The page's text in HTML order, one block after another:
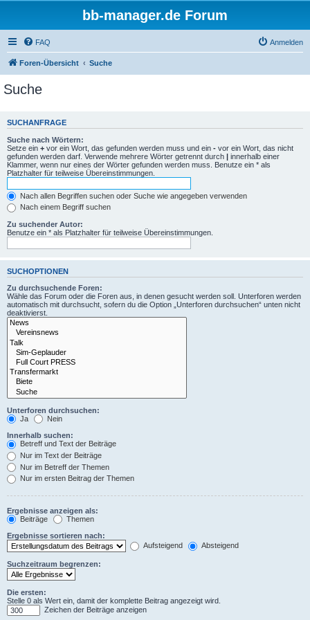
bb-manager.de Forum
FAQ Anmelden
Foren-Übersicht Suche
Suche
SUCHANFRAGE
Suche nach Wörtern:
Setze ein + vor ein Wort, das gefunden werden muss und ein - vor ein Wort, das nicht
gefunden werden darf. Verwende mehrere Wörter getrennt durch | innerhalb einer
Klammer, wenn nur eines der Wörter gefunden werden muss. Benutze ein * als
Platzhalter für teilweise Übereinstimmungen.
Nach allen Begriffen suchen oder Suche wie angegeben verwenden
Nach einem Begriff suchen
Zu suchender Autor:
Benutze ein * als Platzhalter für teilweise Übereinstimmungen.
SUCHOPTIONEN
Zu durchsuchende Foren:
Wähle das Forum oder die Foren aus, in denen gesucht werden soll. Unterforen werden
automatisch mit durchsucht, sofern du die Option „Unterforen durchsuchen“ unten nicht
deaktivierst.
Unterforen durchsuchen:
Ja
Nein
Innerhalb suchen:
Betreff und Text der Beiträge
Nur im Text der Beiträge
Nur im Betreff der Themen
Nur im ersten Beitrag der Themen
Ergebnisse anzeigen als:
Beiträge
Themen
Ergebnisse sortieren nach:
Aufsteigend
Absteigend
Suchzeitraum begrenzen:
Die ersten:
Stelle 0 als Wert ein, damit der komplette Beitrag angezeigt wird.
Zeichen der Beiträge anzeigen